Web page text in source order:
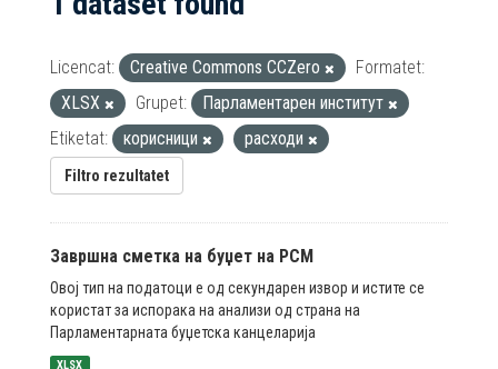
Licencat: Creative Commons CCZero
Formatet:
XLSX
Grupet:
Парламентарен институт
Etiketat:
корисници расходи
Filtro rezultatet
Завршна сметка на буџет на РСМ
Овој тип на податоци е од секундарен извор и истите се
користат за испорака на анализи од страна на
Парламентарната буџетска канцеларија
XLSX